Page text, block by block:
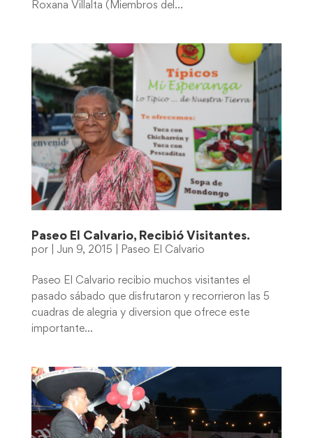
Roxana Villalta (Miembros del...
Paseo El Calvario, Recibió Visitantes.
por Jun 9, 2015 Paseo El Calvario
Paseo El Calvario recibio muchos visitantes el
pasado sábado que disfrutaron y recorrieron las 5
cuadras de alegria y diversion que ofrece este
importante...